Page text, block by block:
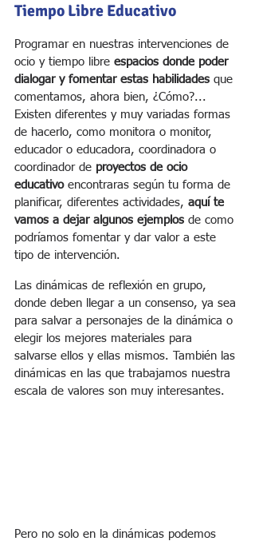
Tiempo Libre Educativo
Programar en nuestras intervenciones de
ocio y tiempo libre espacios donde poder
dialogar y fomentar estas habilidades que
comentamos, ahora bien, ¿Cómo?...
Existen diferentes y muy variadas formas
de hacerlo, como monitora o monitor,
educador o educadora, coordinadora o
coordinador de proyectos de ocio
educativo encontraras según tu forma de
planificar, diferentes actividades, aquí te
vamos a dejar algunos ejemplos de como
podríamos fomentar y dar valor a este
tipo de intervención.
Las dinámicas de reflexión en grupo,
donde deben llegar a un consenso, ya sea
para salvar a personajes de la dinámica o
elegir los mejores materiales para
salvarse ellos y ellas mismos. También las
dinámicas en las que trabajamos nuestra
escala de valores son muy interesantes.
Pero no solo en la dinámicas podemos